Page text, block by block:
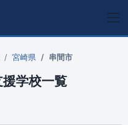
宮崎県 串間市
学校一覧